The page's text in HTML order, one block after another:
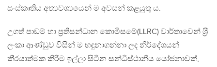
සංස්කෘතිය අත්‍යවශ්‍යයෙන් ම අවසන් කළයුතු ය.
උගත් පාඩම් හා ප‍්‍රතිසන්ධාන කොමිසමේ(LLRC) වාර්තාවෙන් ශ‍්‍රී
ලංකා ආණ්ඩුව විසින් ම හඳුනාගන්නා ලද නිර්දේශයන්
කි‍්‍රයාත්මක කිරීම ඉල්ලා සිටින සන්ධිස්ථානීය යෝජනාවක්,